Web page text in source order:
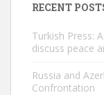
RECENT
Turkish Press:
discuss peace
Russia and
Confrontation